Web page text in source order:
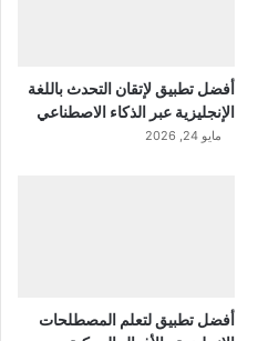
أفضل تطبيق لإتقان التحدث باللغة
الإنجليزية عبر الذكاء الاصطناعي
مايو 24, 2026
أفضل تطبيق لتعلم المصطلحات